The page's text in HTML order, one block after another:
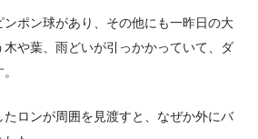
ポン球があり、その他にも一昨日の大
や葉、雨どいが引っかかっていて、ダ
たロンが周囲を見渡すと、なぜか外にバ